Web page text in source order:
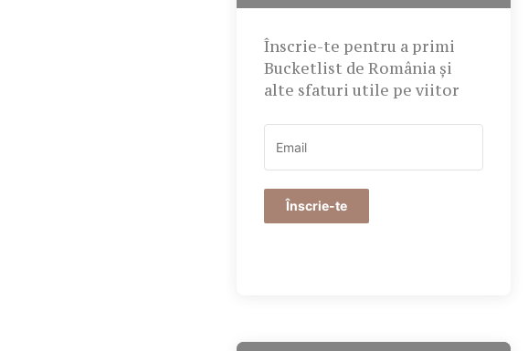
Înscrie-te pentru a primi
Bucketlist de România și
alte sfaturi utile pe viitor
Înscrie-te